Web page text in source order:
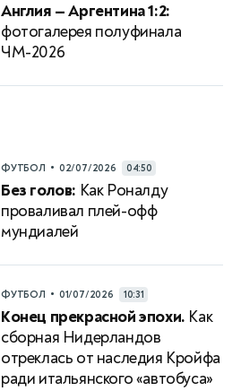
Англия — Аргентина 1:2:
фотогалерея полуфинала
ЧМ-2026
ФУТБОЛ • 02/07/2026 04:50
Без голов: Как Роналду
проваливал плей-офф
мундиалей
ФУТБОЛ • 01/07/2026 10:31
Конец прекрасной эпохи. Как
сборная Нидерландов
отреклась от наследия Кройфа
ради итальянского «автобуса»